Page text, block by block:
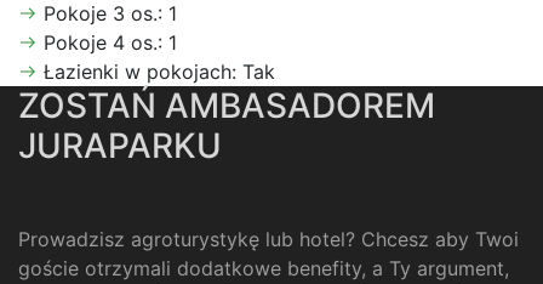
Pokoje 3 os.: 1
Pokoje 4 os.: 1
Łazienki w pokojach: Tak
ZOSTAŃ AMBASADOREM
JURAPARKU
Prowadzisz agroturystykę lub hotel? Chcesz aby Twoi
goście otrzymali dodatkowe benefity, a Ty argument,